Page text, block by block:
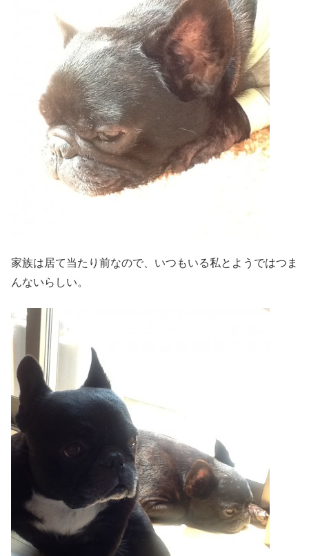
家族は居て当たり前なので、いつもいる私とようではつま
んないらしい。